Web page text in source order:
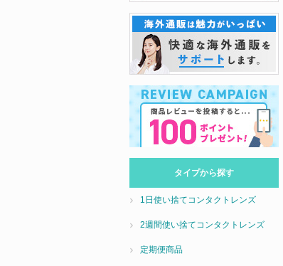
タイプから探す
1日使い捨てコンタクトレンズ
2週間使い捨てコンタクトレンズ
定期便商品